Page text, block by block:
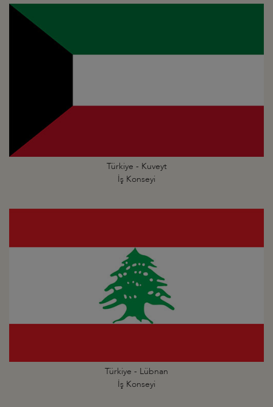
Türkiye - Kuveyt
İş Konseyi
Türkiye - Lübnan
İş Konseyi